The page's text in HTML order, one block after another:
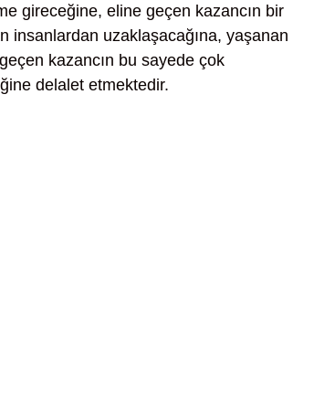
gireceğine, eline geçen kazancın bir
insanlardan uzaklaşacağına, yaşanan
kazancın bu sayede çok
delalet etmektedir.